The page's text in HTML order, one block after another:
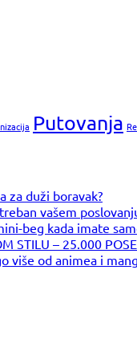
Putovanja
za duži boravak?
vašem
beg kada imate
STILU – 25.000
više od animea i